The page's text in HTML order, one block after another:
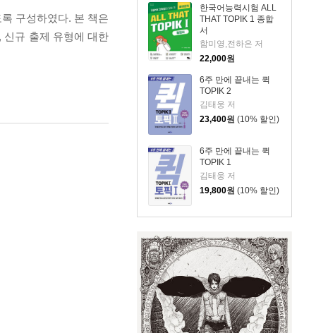
한국어능력시험 ALL
THAT TOPIK 1 종합
서
함미영,전하은 저
22,000원
6주 만에 끝내는 퀵
TOPIK 2
김태웅 저
23,400원 (10% 할인)
6주 만에 끝내는 퀵
TOPIK 1
김태웅 저
19,800원 (10% 할인)
구성하였다. 본 책은
규 출제 유형에 대한